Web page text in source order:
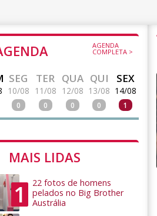
AGENDA
COMPLETA >
SEG
10/08
0
TER
11/08
0
QUA
12/08
0
QUI
13/08
0
SEX
14/08
1
MAIS LIDAS
1
22 fotos de homens
pelados no Big Brother
Austrália